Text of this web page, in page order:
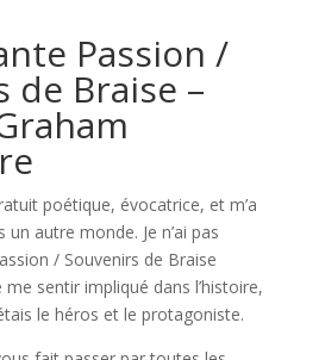
Passion /
de Braise –
poétique, évocatrice, et m’a
autre monde. Je n’ai pas
/ Souvenirs de Braise
me sentir impliqué dans l’histoire,
le héros et le protagoniste.